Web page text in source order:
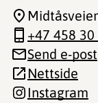
+47 458 30
Send e-post
Nettside
Instagram